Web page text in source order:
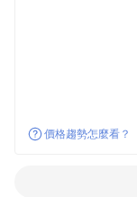
價格趨勢怎麼看？